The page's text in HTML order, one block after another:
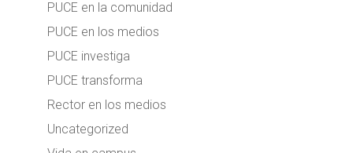
PUCE en la comunidad
PUCE en los medios
PUCE investiga
PUCE transforma
Rector en los medios
Uncategorized